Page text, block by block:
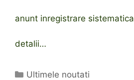
anunt inregistrare
detalii…
Categorii
Ultimele noutati